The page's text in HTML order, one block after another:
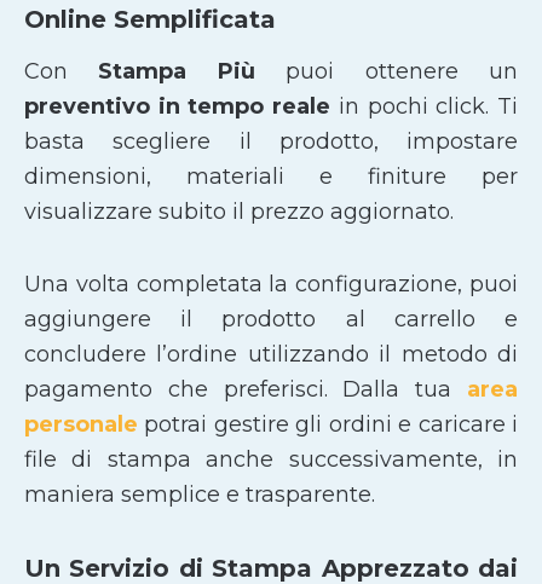
Online Semplificata
Con Stampa Più puoi ottenere un
preventivo in tempo reale in pochi click. Ti
basta scegliere il prodotto, impostare
dimensioni, materiali e finiture per
visualizzare subito il prezzo aggiornato.
Una volta completata la configurazione, puoi
aggiungere il prodotto al carrello e
concludere l’ordine utilizzando il metodo di
pagamento che preferisci. Dalla tua area
personale potrai gestire gli ordini e caricare i
file di stampa anche successivamente, in
maniera semplice e trasparente.
Un Servizio di Stampa Apprezzato dai